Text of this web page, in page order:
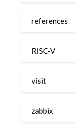
references
RISC-V
visit
zabbix